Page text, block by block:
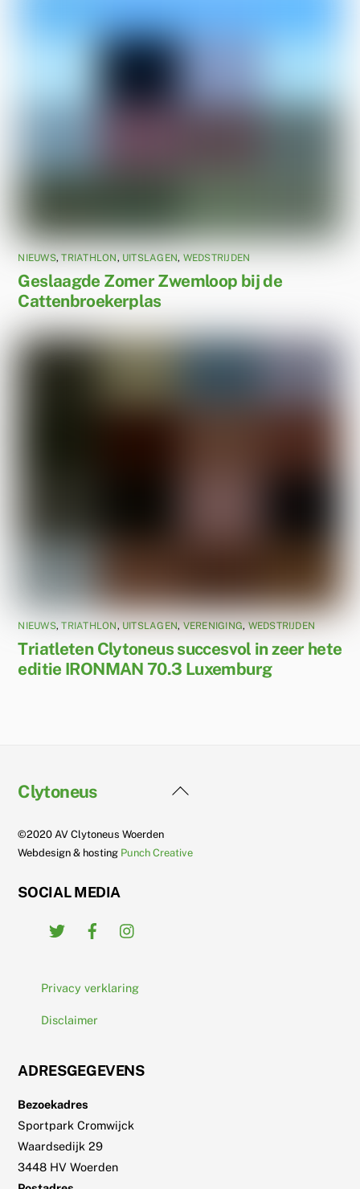
NIEUWS,TRIATHLON, UITSLAGEN, WEDSTRIJDEN
Geslaagde Zomer Zwemloop bij de
Cattenbroekerplas
NIEUWS,TRIATHLON, UITSLAGEN, VERENIGING, WEDSTRIJDEN
Triatleten Clytoneus succesvol in zeer hete
editie IRONMAN 70.3 Luxemburg
Back
Clytoneus
©2020 AV Clytoneus Woerden
Webdesign & hosting Punch Creative
SOCIAL MEDIA
Twitter
Privacy verklaring
Disclaimer
ADRESGEGEVENS
Bezoekadres
Sportpark Cromwijck
Waardsedijk 29
3448 HV Woerden